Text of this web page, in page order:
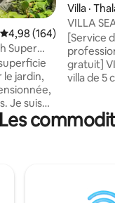
Note moyenne de 4,98
4,98 (164)
Super
jardin,
Je suis
dès
dans la
Chaque
Villa ·
VILLA
avec vue
offert,
[Service
gratuit]
villa de 5
dans une
lits
Les